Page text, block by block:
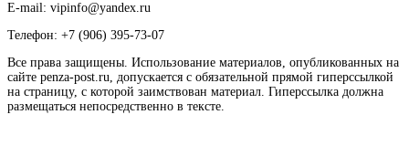
E-mail: vipinfo@yandex.ru
Телефон: +7 (906) 395-73-07
Все права защищены. Использование материалов, опубликованных на
сайте penza-post.ru, допускается с обязательной прямой гиперссылкой
на страницу, с которой заимствован материал. Гиперссылка должна
размещаться непосредственно в тексте.